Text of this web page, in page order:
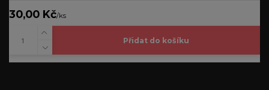
30,00 Kč/ks
Přidat do košíku